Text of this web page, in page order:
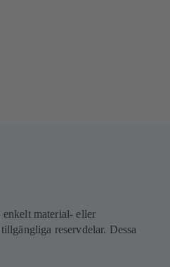
material- eller
reservdelar. Dessa